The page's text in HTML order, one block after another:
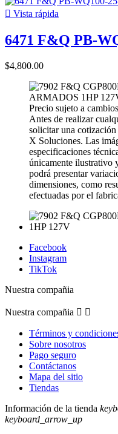
 Vista rápida
6471 F&Q PB-
$4,800.00
Precio sujeto a
Antes de realizar
solicitar una
X Soluciones. Las
especificaciones
únicamente ilustrativo
podrá presentar
dimensiones, como
efectuadas por el
Facebook
Instagram
TikTok
Nuestra compañia
Nuestra compañia  
Términos y
Sobre nosotros
Pago seguro
Contáctanos
Mapa del sitio
Tiendas
Información de la tienda
keyboard_arrow_up